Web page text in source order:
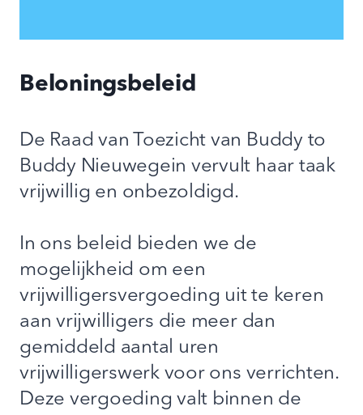
Beloningsbeleid
De Raad van Toezicht van Buddy to
Buddy Nieuwegein vervult haar taak
vrijwillig en onbezoldigd.
In ons beleid bieden we de
mogelijkheid om een
vrijwilligersvergoeding uit te keren
aan vrijwilligers die meer dan
gemiddeld aantal uren
vrijwilligerswerk voor ons verrichten.
Deze vergoeding valt binnen de